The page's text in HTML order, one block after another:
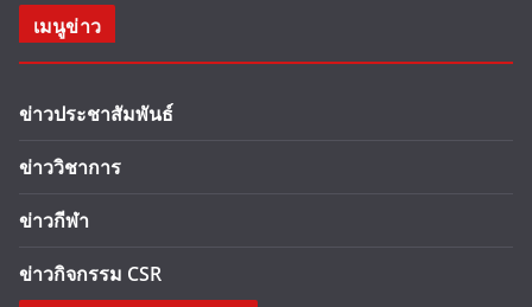
เมนูข่าว
ข่าวประชาสัมพันธ์
ข่าววิชาการ
ข่าวกีฬา
ข่าวกิจกรรม CSR